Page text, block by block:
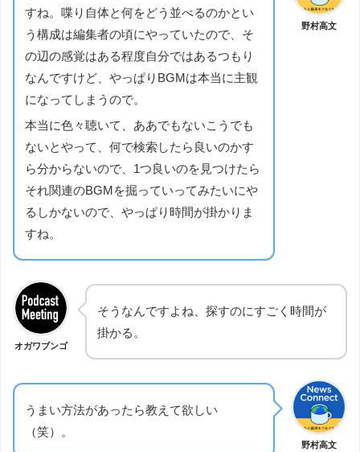
野村高文
すね。喋り自体と何をどう並べるのかとい
う構成は編集者の頃にやっていたので、そ
の辺の感覚はある程度自分ではあるつもり
なんですけど、やっぱりBGMは本当に主観
になってしまうので。
本当に色々聴いて、ああでもないこうでも
ないとやって、何で検索したら良いのかす
ら分からないので、1つ良いのを見つけたら
それ関連のBGMを掘っていってみたいにや
るしかないので、やっぱり時間が掛かりま
すね。
オガワブンゴ
そうなんですよね、探すのにすごく時間が
掛かる。
野村高文
うまい方法があったら教えて欲しい
（笑）。